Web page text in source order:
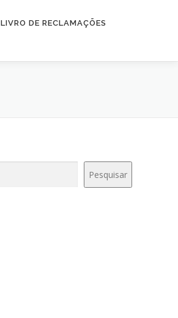
LIVRO DE RECLAMAÇÕES
Pesquisar